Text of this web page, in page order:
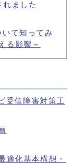
れました
いて知ってみ
る影響～
受信障害対策工
適化基本構想・